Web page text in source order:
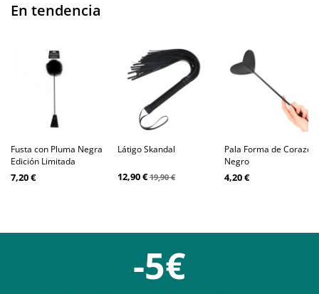
En tendencia
Fusta con Pluma Negra
Edición Limitada
7,20 €
Látigo Skandal
12,90 €19,90 €
Pala Forma de Corazón
Negro
4,20 €
-5€